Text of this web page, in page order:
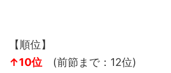
【順位】
↑10位 (前節まで：12位)